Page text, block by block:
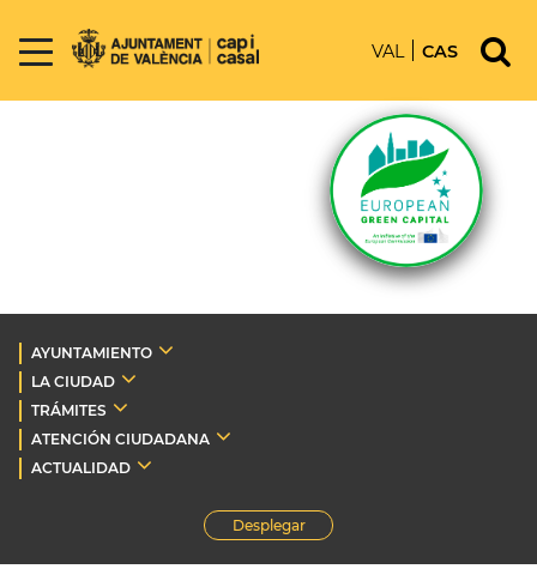
VAL CAS
AYUNTAMIENTO
LA CIUDAD
TRÁMITES
ATENCIÓN CIUDADANA
ACTUALIDAD
Desplegar